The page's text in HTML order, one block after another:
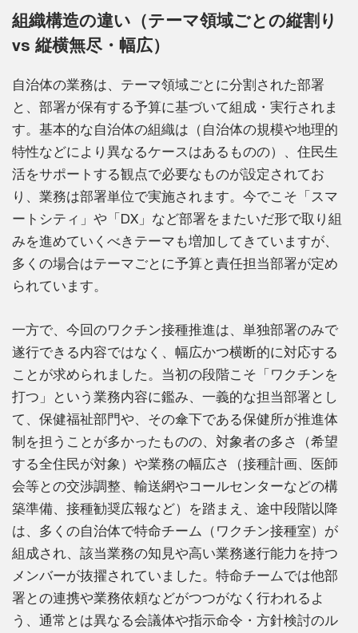
組織構造の違い（テーマ領域ごとの縦割り
vs 縦横無尽・幅広）
自治体の業務は、テーマ領域ごとに分割された部署
と、部署が保有する予算に基づいて組成・実行されま
す。基本的な自治体の組織は（自治体の規模や地理的
特性などにより異なるケースはあるものの）、住民生
活をサポートする観点で必要なものが設定されてお
り、業務は部署単位で実施されます。今でこそ「スマ
ートシティ」や「DX」など部署をまたいだ形で取り組
みを進めていくべきテーマも増加してきていますが、
多くの場合はテーマごとに予算と責任担当部署が定め
られています。
一方で、今回のワクチン接種推進は、単独部署のみで
遂行できる内容ではなく、幅広かつ横断的に対応する
ことが求められました。当初の段階こそ「ワクチンを
打つ」という業務内容に鑑み、一義的な担当部署とし
て、保健福祉部門や、その傘下である保健所が推進体
制を担うことが多かったものの、対象者の多さ（希望
する全住民が対象）や業務の幅広さ（接種計画、医師
会等との交渉調整、輸送網やコールセンターなどの構
築準備、接種勧奨広報など）を踏まえ、途中段階以降
は、多くの自治体で特命チーム（ワクチン接種室）が
組成され、該当業務の知見や高い業務遂行能力を持つ
メンバーが抜擢されていました。特命チームでは他部
署との連携や業務依頼などがつつがなく行われるよ
う、通常とは異なる会議体や指示命令・方針検討のル